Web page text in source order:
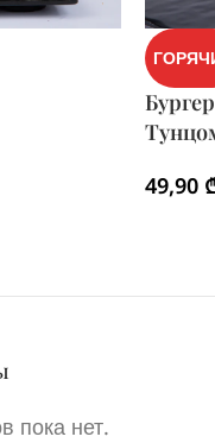
49,90
пока нет.